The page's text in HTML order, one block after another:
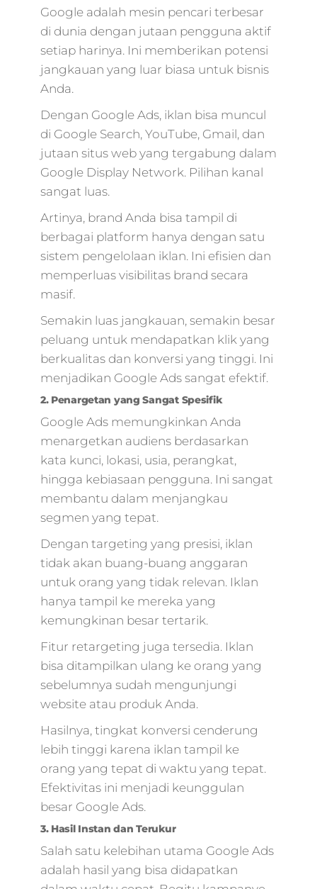
Google adalah mesin pencari terbesar
di dunia dengan jutaan pengguna aktif
setiap harinya. Ini memberikan potensi
jangkauan yang luar biasa untuk bisnis
Anda.
Dengan Google Ads, iklan bisa muncul
di Google Search, YouTube, Gmail, dan
jutaan situs web yang tergabung dalam
Google Display Network. Pilihan kanal
sangat luas.
Artinya, brand Anda bisa tampil di
berbagai platform hanya dengan satu
sistem pengelolaan iklan. Ini efisien dan
memperluas visibilitas brand secara
masif.
Semakin luas jangkauan, semakin besar
peluang untuk mendapatkan klik yang
berkualitas dan konversi yang tinggi. Ini
menjadikan Google Ads sangat efektif.
2. Penargetan yang Sangat Spesifik
Google Ads memungkinkan Anda
menargetkan audiens berdasarkan
kata kunci, lokasi, usia, perangkat,
hingga kebiasaan pengguna. Ini sangat
membantu dalam menjangkau
segmen yang tepat.
Dengan targeting yang presisi, iklan
tidak akan buang-buang anggaran
untuk orang yang tidak relevan. Iklan
hanya tampil ke mereka yang
kemungkinan besar tertarik.
Fitur retargeting juga tersedia. Iklan
bisa ditampilkan ulang ke orang yang
sebelumnya sudah mengunjungi
website atau produk Anda.
Hasilnya, tingkat konversi cenderung
lebih tinggi karena iklan tampil ke
orang yang tepat di waktu yang tepat.
Efektivitas ini menjadi keunggulan
besar Google Ads.
3. Hasil Instan dan Terukur
Salah satu kelebihan utama Google Ads
adalah hasil yang bisa didapatkan